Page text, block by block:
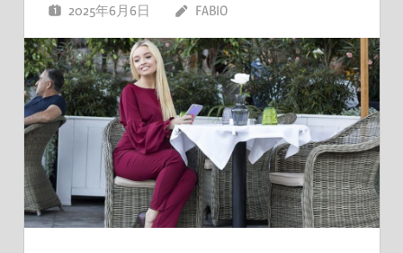
2025年6月6日 FABIO